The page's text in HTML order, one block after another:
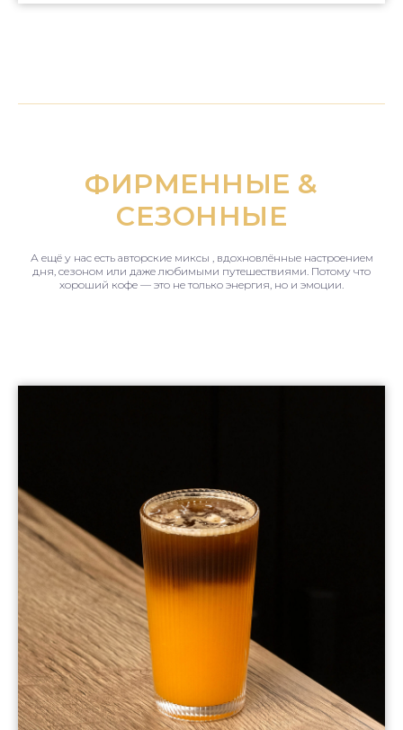
ФИРМЕННЫЕ &
СЕЗОННЫЕ
А ещё у нас есть авторские миксы , вдохновлённые настроением
дня, сезоном или даже любимыми путешествиями. Потому что
хороший кофе — это не только энергия, но и эмоции.